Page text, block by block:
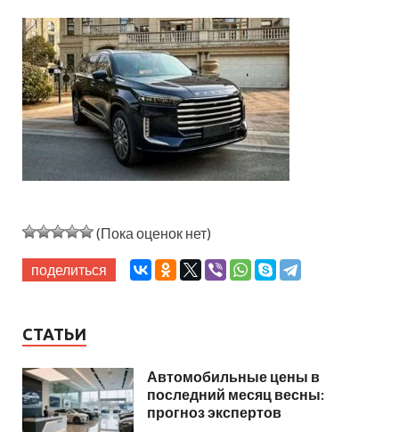
(Пока оценок нет)
поделиться
СТАТЬИ
Автомобильные цены в
последний месяц весны:
прогноз экспертов